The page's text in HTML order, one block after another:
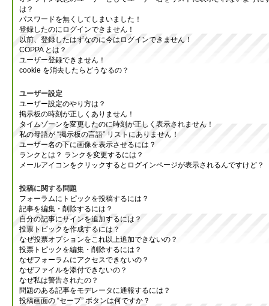
は？
パスワードを無くしてしまいました！
登録したのにログインできません！
以前、登録したはずなのに今はログインできません！
COPPA とは？
ユーザー登録できません！
cookie を消去したらどうなるの？
ユーザー設定
ユーザー設定のやり方は？
掲示板の時刻が正しくありません！
タイムゾーンを変更したのに時刻が正しく表示されません！
私の母語が “掲示板の言語” リストにありません！
ユーザー名の下に画像を表示させるには？
ランクとは？ ランクを変更するには？
メールアイコンをクリックするとログインページが表示されるんですけど？
投稿に関する問題
フォーラムにトピックを投稿するには？
記事を編集・削除するには？
自分の記事にサインを追加するには？
投票トピックを作成するには？
なぜ投票オプションをこれ以上追加できないの？
投票トピックを編集・削除するには？
なぜフォーラムにアクセスできないの？
なぜファイルを添付できないの？
なぜ私は警告されたの？
問題のある記事をモデレータに通報するには？
投稿画面の “セーブ” ボタンは何ですか？